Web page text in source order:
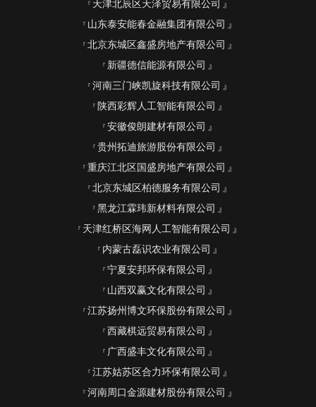
天津北辰区天泽贸易有限公司
山东泰安能春金融集团有限公司
北京东城区鑫盛房地产有限公司
新疆德信能源有限公司
河南三门峡凯旋科技有限公司
陕西彩辉人工智能有限公司
安徽俊朗建材有限公司
贵州拓迪旅游股份有限公司
重庆江北区国盛房地产有限公司
北京东城区柏德服务有限公司
黑龙江霖玮新材料有限公司
天津红桥区海网人工智能有限公司
内蒙古磊识农业有限公司
宁夏安邦环保有限公司
山西双赢文化有限公司
江苏扬州博文环保股份有限公司
西藏棋远贸易有限公司
广西盛丰文化有限公司
江苏姑苏区合力环保有限公司
河南周口金源建材股份有限公司